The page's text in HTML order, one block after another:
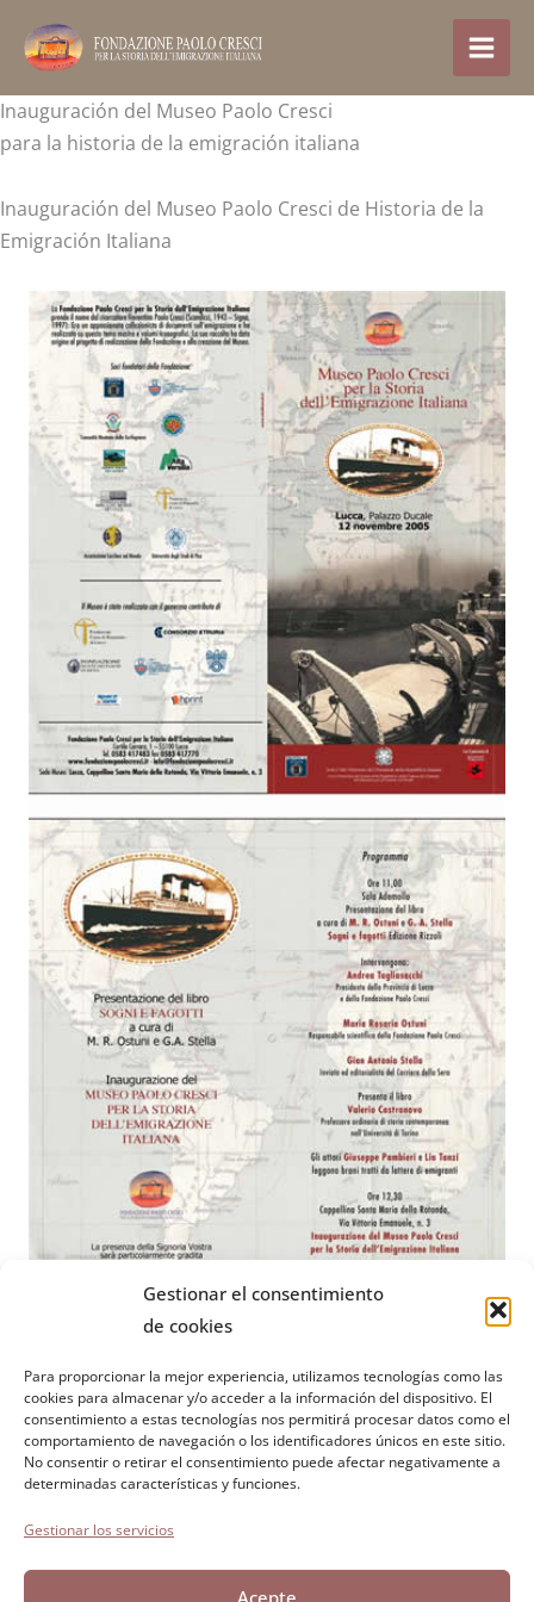
Gestionar el consentimiento
de cookies
Para proporcionar la mejor experiencia, utilizamos tecnologías como las
cookies para almacenar y/o acceder a la información del dispositivo. El
consentimiento a estas tecnologías nos permitirá procesar datos como el
comportamiento de navegación o los identificadores únicos en este sitio.
No consentir o retirar el consentimiento puede afectar negativamente a
determinadas características y funciones.
Gestionar los servicios
Acepte
contenido
Inauguración del Museo Paolo Cresci
para la historia de la emigración italiana
Inauguración del Museo Paolo Cresci de Historia de la
Emigración Italiana
Fundación Paolo Crescipara la historia de la emigración
italiana
Cortile Carrara, 1 - 55100 Lucca
Tel. 0583 417483/4; Fax 0583 417770
Accesibilidad
Política de cookies